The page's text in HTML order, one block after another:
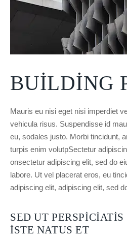
BUILDING
Mauris eu nisi eget nisi imperdiet
vehicula risus. Suspendisse id
eu, sodales justo. Morbi tincidunt,
turpis enim volutpSectetur
onsectetur adipiscing elit, sed do
labore. Ut vel placerat eros, eu
adipiscing elit, adipiscing elit, sed
SED UT
ISTE NATUS ET